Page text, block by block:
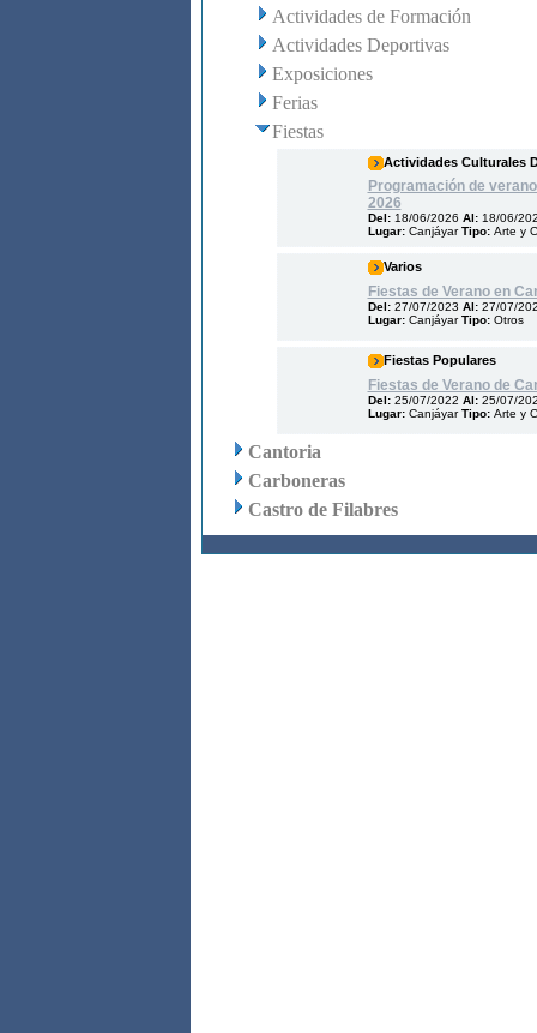
Actividades de Formación
Actividades Deportivas
Exposiciones
Ferias
Fiestas
Actividades Culturales
Programación de
2026
Del: 18/06/2026 Al: 18/06/
Lugar: CanjáyarTipo: Arte y
Varios
Fiestas de Verano en
Del: 27/07/2023 Al: 27/07/
Lugar: CanjáyarTipo: Otros
Fiestas Populares
Fiestas de Verano de
Del: 25/07/2022 Al: 25/07/
Lugar: CanjáyarTipo: Arte y
Cantoria
Carboneras
Castro de Filabres